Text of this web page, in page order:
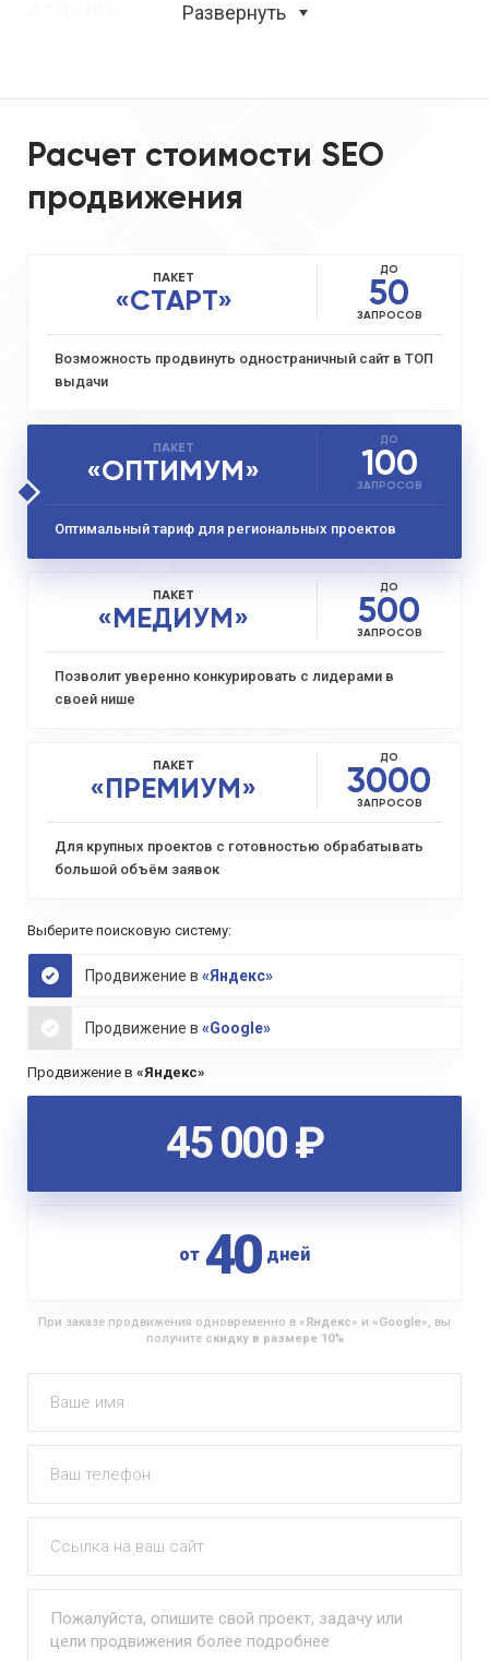
только в результате комплексной работы.
Нельзя полагаться только
Устранение ошибок внутреннего
Повышение
контента
разделов
Повышение удобства
для пользователей
Развернуть
Расчет стоимости SEO
продвижения
ПАКЕТ
«СТАРТ»
ДО
50
ЗАПРОСОВ
Возможность продвинуть одностраничный сайт в ТОП
выдачи
ПАКЕТ
«ОПТИМУМ»
ДО
100
ЗАПРОСОВ
Оптимальный тариф для региональных проектов
ПАКЕТ
«МЕДИУМ»
ДО
500
ЗАПРОСОВ
Позволит уверенно конкурировать с лидерами в
своей нише
ПАКЕТ
«ПРЕМИУМ»
ДО
3000
ЗАПРОСОВ
Для крупных проектов с готовностью обрабатывать
большой объём заявок
Выберите поисковую систему:
Продвижение в «Яндекс»
Продвижение в «Google»
Продвижение в «Яндекс»
45 000 ₽
от 40 дней
При заказе продвижения одновременно в «Яндекс» и «Google», вы
получите скидку в размере 10%
Ваше имя
Ваш телефон
Ссылка на ваш сайт